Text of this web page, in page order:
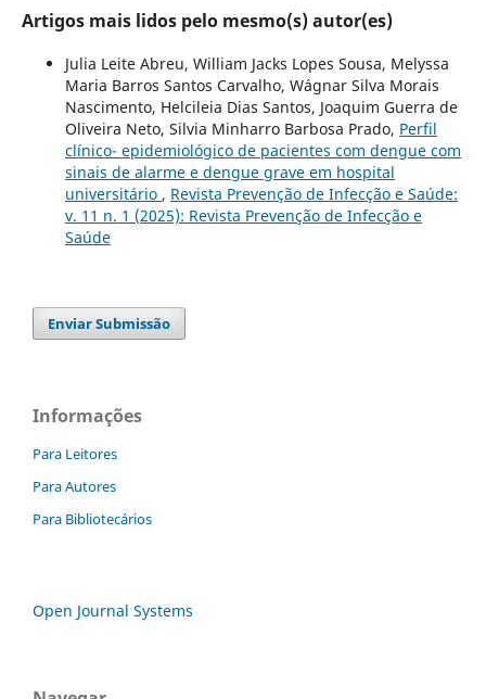
Artigos mais lidos pelo mesmo(s) autor(es)
Julia Leite Abreu, William Jacks Lopes Sousa, Melyssa
Maria Barros Santos Carvalho, Wágnar Silva Morais
Nascimento, Helcileia Dias Santos, Joaquim Guerra de
Oliveira Neto, Silvia Minharro Barbosa Prado, Perfil
clínico- epidemiológico de pacientes com dengue com
sinais de alarme e dengue grave em hospital
universitário , Revista Prevenção de Infecção e Saúde:
v. 11 n. 1 (2025): Revista Prevenção de Infecção e
Saúde
Enviar Submissão
Informações
Para Leitores
Para Autores
Para Bibliotecários
Open Journal Systems